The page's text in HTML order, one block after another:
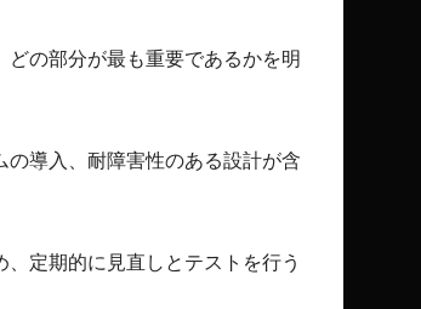
の部分が最も重要であるかを明
導入、耐障害性のある設計が含
定期的に見直しとテストを行う